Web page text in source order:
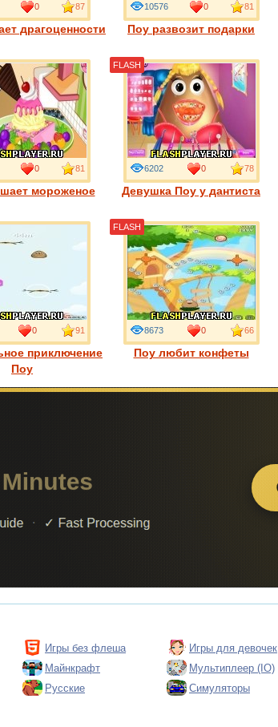
драгоценности
0 87
Поу развозит подарки
10576 0 81
мороженое
0 81
Девушка Поу у дантиста
6202 0 78
FLASH
приключение
Поу
0 91
Поу любит конфеты
8673 0 66
FLASH
Игры без флеша Игры для девочек
Майнкрафт Мультиплеер (IO)
Русские Симуляторы